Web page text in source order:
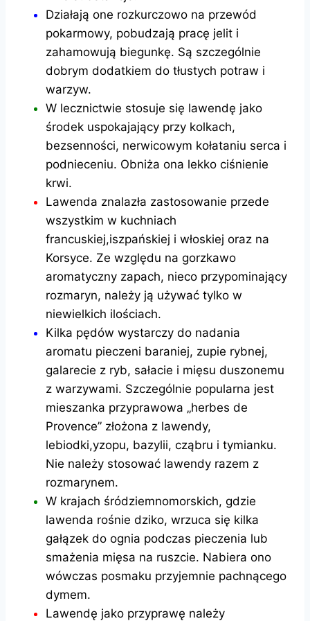
Działają one rozkurczowo na przewód
pokarmowy, pobudzają pracę jelit i
zahamowują biegunkę. Są szczególnie
dobrym dodatkiem do tłustych potraw i
warzyw.
W lecznictwie stosuje się lawendę jako
środek uspokajający przy kolkach,
bezsenności, nerwicowym kołataniu serca i
podnieceniu. Obniża ona lekko ciśnienie
krwi.
Lawenda znalazła zastosowanie przede
wszystkim w kuchniach
francuskiej,iszpańskiej i włoskiej oraz na
Korsyce. Ze względu na gorzkawo
aromatyczny zapach, nieco przypominający
rozmaryn, należy ją używać tylko w
niewielkich ilościach.
Kilka pędów wystarczy do nadania
aromatu pieczeni baraniej, zupie rybnej,
galarecie z ryb, sałacie i mięsu duszonemu
z warzywami. Szczególnie popularna jest
mieszanka przyprawowa „herbes de
Provence” złożona z lawendy,
lebiodki,yzopu, bazylii, cząbru i tymianku.
Nie należy stosować lawendy razem z
rozmarynem.
W krajach śródziemnomorskich, gdzie
lawenda rośnie dziko, wrzuca się kilka
gałązek do ognia podczas pieczenia lub
smażenia mięsa na ruszcie. Nabiera ono
wówczas posmaku przyjemnie pachnącego
dymem.
Lawendę jako przyprawę należy